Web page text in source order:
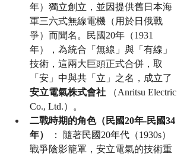
年）獨立創立，並因提供舊日本海
軍三六式無線電機（用於日俄戰
爭）而聞名。民國20年（1931
年），為統合「無線」與「有線」
技術，這兩大巨頭正式合併，取
「安」中與共「立」之名，成立了
安立電氣株式會社 （Anritsu Electric
Co., Ltd.）。
二戰時期的角色（民國20年-民國34
年）
： 隨著民國20年代（1930s）
戰爭陰影籠罩，安立電氣的技術重